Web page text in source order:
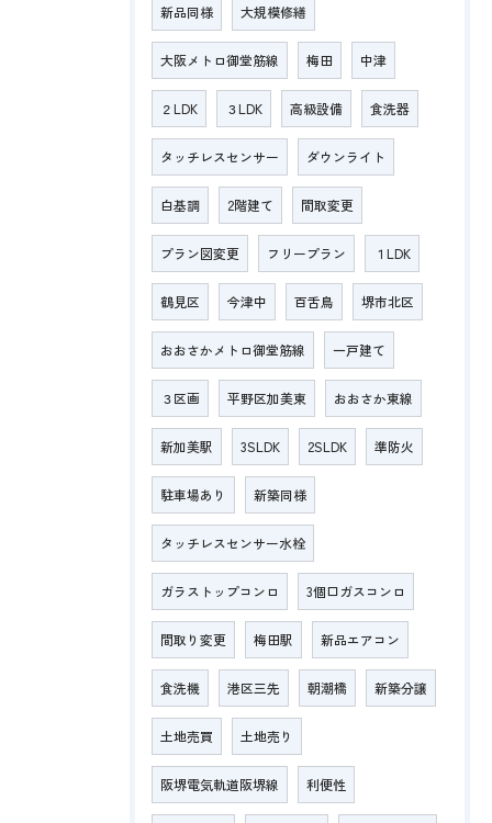
新品同様 大規模修繕
大阪メトロ御堂筋線 梅田 中津
２LDK ３LDK 高級設備 食洗器
タッチレスセンサー ダウンライト
白基調 2階建て 間取変更
プラン図変更 フリープラン １LDK
鶴見区 今津中 百舌鳥 堺市北区
おおさかメトロ御堂筋線 一戸建て
３区画 平野区加美東 おおさか東線
新加美駅 3SLDK 2SLDK 準防火
駐車場あり 新築同様
タッチレスセンサー水栓
ガラストップコンロ 3個口ガスコンロ
間取り変更 梅田駅 新品エアコン
食洗機 港区三先 朝潮橋 新築分譲
土地売買 土地売り
阪堺電気軌道阪堺線 利便性